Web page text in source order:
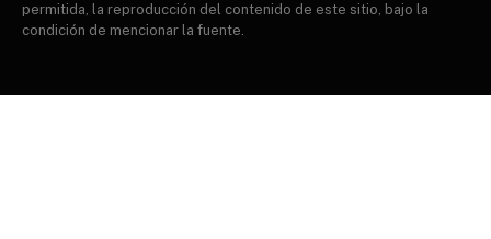
permitida, la reproducción del contenido de este sitio, bajo la
condición de mencionar la fuente.